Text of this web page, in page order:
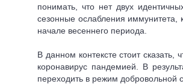
понимать, что нет двух
сезонные ослабления иммунитета,
начале весеннего периода.
В данном контексте стоит
коронавирус пандемией. В
переходить в режим добровольной